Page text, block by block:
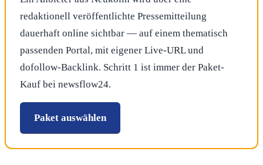
redaktionell veröffentlichte Pressemitteilung
dauerhaft online sichtbar — auf einem thematisch
passenden Portal, mit eigener Live-URL und
dofollow-Backlink. Schritt 1 ist immer der Paket-
Kauf bei newsflow24.
Paket auswählen